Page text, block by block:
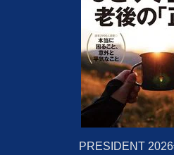
PRESIDENT